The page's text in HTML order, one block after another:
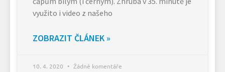
využito i video z našeho
ZOBRAZIT ČLÁNEK »
10. 4. 2020 Žádné komentáře